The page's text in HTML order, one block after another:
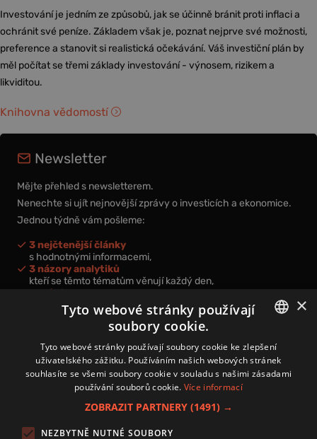
Investování je jedním ze způsobů, jak se účinně bránit proti inflaci a
ochránit své peníze. Základem však je, poznat nejprve své možnosti,
preference a stanovit si realistická očekávání. Váš investiční plán by
měl počítat se třemi základy investování - výnosem, rizikem a
likviditou.
Knihovna vědomostí
Newsletter
Mějte přehled s newsletterem.
Nenechte si ujít nejnovější zprávy o investicích a ekonomice.
Jednou týdně vám pošleme:
3 nejčtenější články
s hodnotnými informacemi,
3 názory analytiků
kteří se těmto tématům věnují každý den,
nová videa a podcasty
k prohloubení vašich znalostí.
Přihlášením k newsletteru vyjadřujete svůj souhlas spodmínkami
zpracování osobních údajů.
Zásady používání souborů cookies
CZECH
×
Tyto webové stránky používají
soubory cookie.
Tyto webové stránky používají soubory cookie ke zlepšení
uživatelského zážitku. Používáním našich webových stránek
souhlasíte se všemi soubory cookie v souladu s našimi zásadami
používání souborů cookie. Více informací
ZOBRAZIT PARTNERY (1491) →
NEZBYTNĚ NUTNÉ SOUBORY